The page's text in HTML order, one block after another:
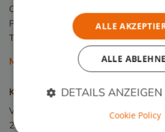
Okan/Denya
Piquia
Tali
Mehr Holzarten
Kontakt
Van den Berg Hardhout
2e Industrieweg 19
ALLE
ALLE
DETAILS ANZEIGEN
Cookie Policy